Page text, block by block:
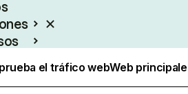
el tráfico webWeb